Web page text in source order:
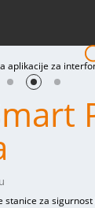
stanice za